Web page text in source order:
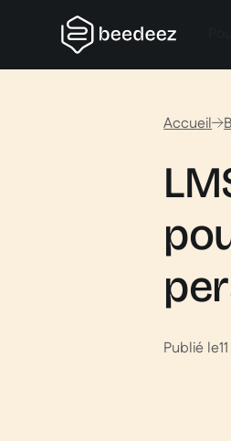
Accueil
Publié le